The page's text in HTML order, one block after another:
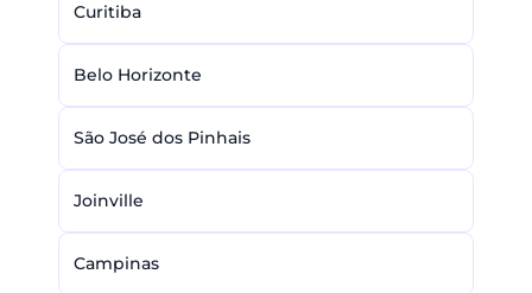
Curitiba
Belo Horizonte
São José dos Pinhais
Joinville
Campinas